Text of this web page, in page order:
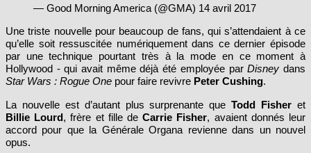
— Good Morning America (@GMA) 14 avril 2017
Une triste nouvelle pour beaucoup de fans, qui s’attendaient à ce
qu’elle soit ressuscitée numériquement dans ce dernier épisode
par une technique pourtant très à la mode en ce moment à
Hollywood - qui avait même déjà été employée parDisney dans
Star Wars : Rogue One pour faire revivre Peter Cushing.
La nouvelle est d’autant plus surprenante queTodd Fisher et
Billie Lourd, frère et fille deCarrie Fisher, avaient donnés leur
accord pour que la Générale Organa revienne dans un nouvel
opus.